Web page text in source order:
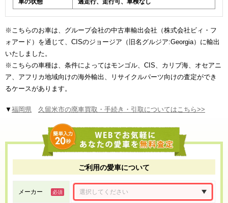
車の状態 過走行、走行可、車検なし
※こちらのお車は、グループ会社の中古車輸出会社（株式会社ビィ・フ
ォアード）を通じて、CISのジョージア（旧名グルジア:Georgia）に輸出
いたしました。
※こちらの車種は、条件によってはモンゴル、CIS、カリブ海、オセアニ
ア、アフリカ地域向けの海外輸出、リサイクルパーツ向けの査定ができ
るケースがあります。
▼ 福岡県 久留米市の廃車買取・手続き・引取についてはこちら>>
ご利用の愛車について
メーカー